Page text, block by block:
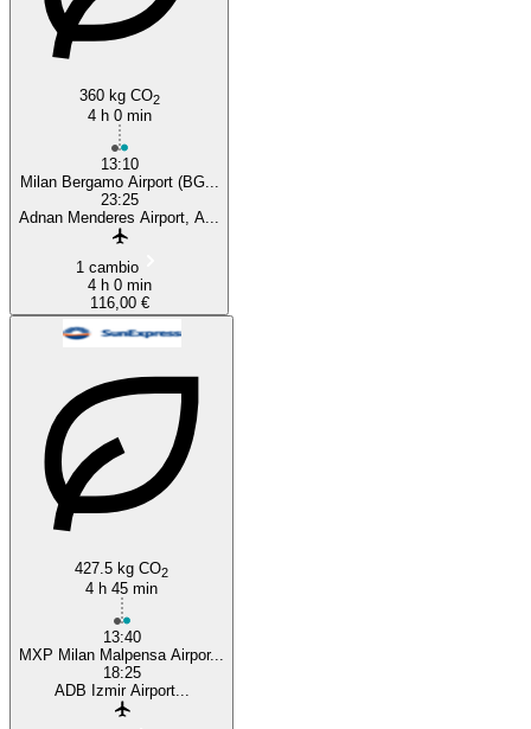
360 kg CO2
4 h 0 min
13:10
Milan Bergamo Airport (BG...
23:25
Adnan Menderes Airport, A...
1 cambio
4 h 0 min
116,00 €
427.5 kg CO2
4 h 45 min
13:40
MXP Milan Malpensa Airpor...
18:25
ADB Izmir Airport...